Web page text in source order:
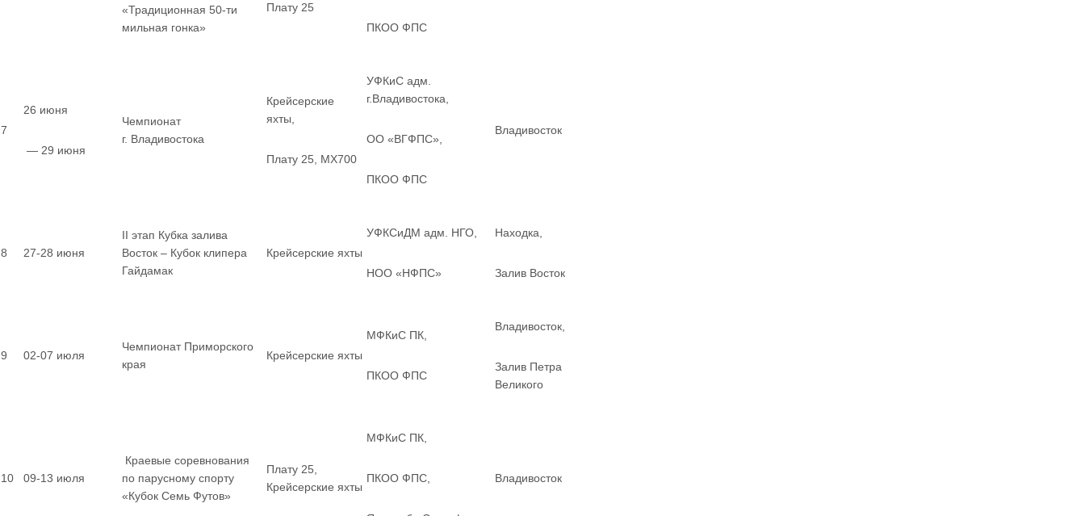
«Традиционная 50-ти
мильная гонка»
Плату 25
ПКОО ФПС
7
26 июня
— 29 июня
Чемпионат
г. Владивостока
Крейсерские
яхты,
Плату 25, MX700
УФКиС адм.
г.Владивостока,
ОО «ВГФПС»,
ПКОО ФПС
Владивосток
8 27-28 июня
II этап Кубка залива
Восток – Кубок клипера
Гайдамак
Крейсерские яхты
УФКСиДМ адм. НГО,
НОО «НФПС»
Находка,
Залив Восток
9 02-07 июля
Чемпионат Приморского
края
Крейсерские яхты
МФКиС ПК,
ПКОО ФПС
Владивосток,
Залив Петра
Великого
10 09-13 июля
Краевые соревнования
по парусному спорту
«Кубок Семь Футов»
Плату 25,
Крейсерские яхты
МФКиС ПК,
ПКОО ФПС, Владивосток